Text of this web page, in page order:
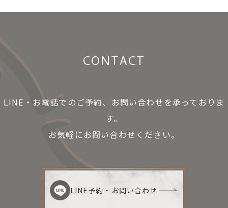
送
CONTACT
LINE・お電話でのご予約、お問い合わせを承っておりま
す。
お気軽にお問い合わせください。
LINE予約・お問い合わせ